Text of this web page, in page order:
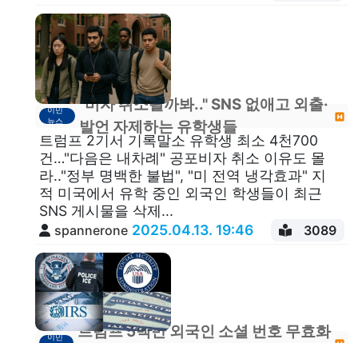
이민
뉴스
"비자 취소될까봐.." SNS 없애고 외출·
발언 자제하는 유학생들
트럼프 2기서 기록말소 유학생 최소 4천700
건…"다음은 내차례" 공포비자 취소 이유도 몰
라.."정부 명백한 불법", "미 전역 냉각효과" 지
적 미국에서 유학 중인 외국인 학생들이 최근
SNS 게시물을 삭제...
spannerone 2025.04.13. 19:46 3089
이민
트럼프 5백만 외국인 소셜 번호 무효화